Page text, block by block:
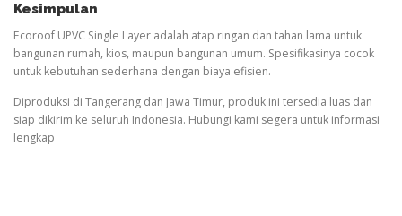
Kesimpulan
Ecoroof UPVC Single Layer adalah atap ringan dan tahan lama untuk
bangunan rumah, kios, maupun bangunan umum. Spesifikasinya cocok
untuk kebutuhan sederhana dengan biaya efisien.
Diproduksi di Tangerang dan Jawa Timur, produk ini tersedia luas dan
siap dikirim ke seluruh Indonesia. Hubungi kami segera untuk informasi
lengkap